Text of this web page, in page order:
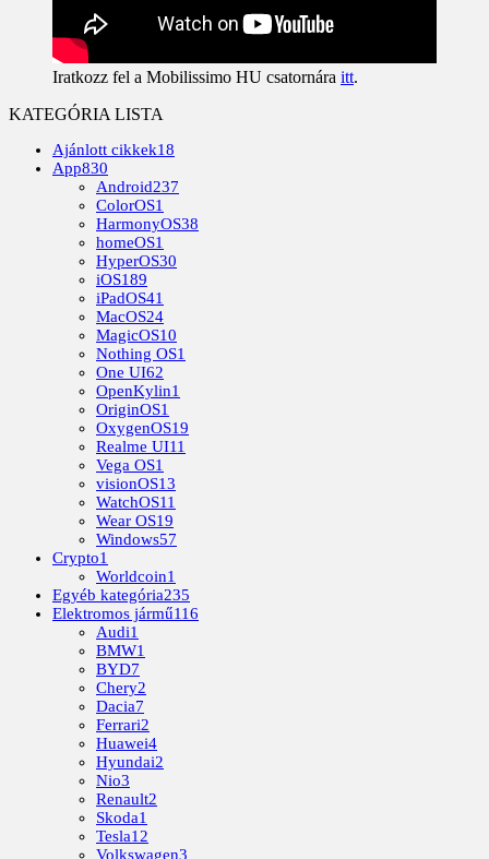
Iratkozz fel a Mobilissimo HU csatornára itt.
KATEGÓRIA LISTA
Ajánlott cikkek18
App830
Android237
ColorOS1
HarmonyOS38
homeOS1
HyperOS30
iOS189
iPadOS41
MacOS24
MagicOS10
Nothing OS1
One UI62
OpenKylin1
OriginOS1
OxygenOS19
Realme UI11
Vega OS1
visionOS13
WatchOS11
Wear OS19
Windows57
Crypto1
Worldcoin1
Egyéb kategória235
Elektromos jármű116
Audi1
BMW1
BYD7
Chery2
Dacia7
Ferrari2
Huawei4
Hyundai2
Nio3
Renault2
Skoda1
Tesla12
Volkswagen3